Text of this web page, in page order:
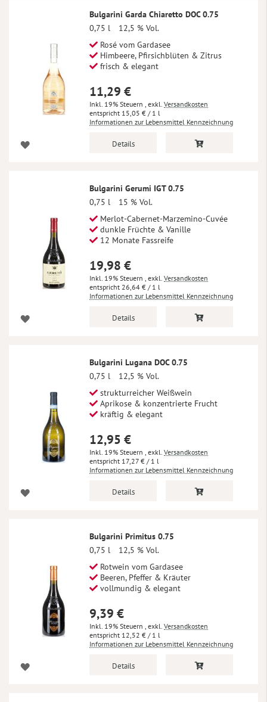
Bulgarini Garda Chiaretto DOC 0.75
0,75 l
12,5 % Vol.
Rosé vom Gardasee
Himbeere, Pfirsichblüten & Zitrus
frisch & elegant
11,29 €
Inkl. 19% Steuern exkl. Versandkosten
15,05 € / 1 l
Informationen zur Lebensmittel Kennzeichnung
Details
Bulgarini Gerumi IGT 0.75
0,75 l
15 % Vol.
Merlot-Cabernet-Marzemino-Cuvée
dunkle Früchte & Vanille
12 Monate Fassreife
19,98 €
Inkl. 19% Steuern exkl. Versandkosten
26,64 € / 1 l
Informationen zur Lebensmittel Kennzeichnung
Details
Bulgarini Lugana DOC 0.75
0,75 l
12,5 % Vol.
strukturreicher Weißwein
Aprikose & konzentrierte Frucht
kräftig & elegant
12,95 €
Inkl. 19% Steuern exkl. Versandkosten
17,27 € / 1 l
Informationen zur Lebensmittel Kennzeichnung
Details
Bulgarini Primitus 0.75
0,75 l
12,5 % Vol.
Rotwein vom Gardasee
Beeren, Pfeffer & Kräuter
vollmundig & elegant
9,39 €
Inkl. 19% Steuern exkl. Versandkosten
12,52 € / 1 l
Informationen zur Lebensmittel Kennzeichnung
Details